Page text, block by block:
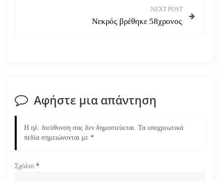
η
ά
θ
NEXT POST
Νεκρός βρέθηκε 58χρονος
Αφήστε μια απάντηση
Η ηλ. διεύθυνση σας δεν δημοσιεύεται. Τα υποχρεωτικά
πεδία σημειώνονται με *
Σχόλιο *